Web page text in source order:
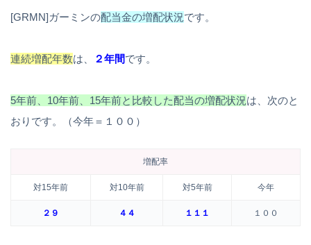
[GRMN]ガーミンの配当金の増配状況です。
連続増配年数は、 ２年間です。
5年前、10年前、15年前と比較した配当の増配状況は、次のと
おりです。（今年＝１００）
増配率
対15年前 対10年前 対5年前 今年
２９ ４４ １１１ １００